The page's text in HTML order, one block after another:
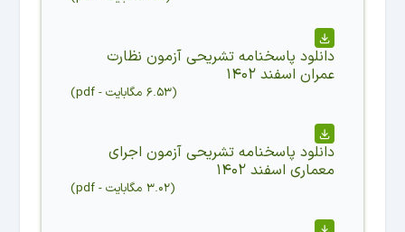
دانلود پاسخنامه تشریحی آزمون نظارت
عمران اسفند ۱۴۰۲
(۶.۵۳ مگابایت -
pdf
)
دانلود پاسخنامه تشریحی آزمون اجرای
معماری اسفند ۱۴۰۲
(۳.۰۲ مگابایت -
pdf
)